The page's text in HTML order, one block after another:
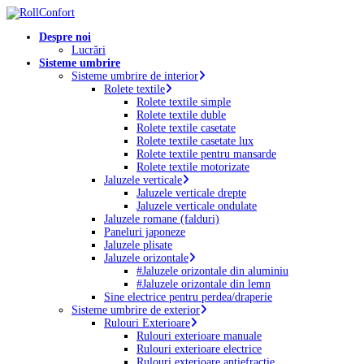
Skip
main
Menu
Despre noi
Lucrări
Sisteme umbrire
Sisteme umbrire de interior
Rolete textile
Rolete textile simple
Rolete textile duble
Rolete textile casetate
Rolete textile casetate lux
Rolete textile pentru mansarde
Rolete textile motorizate
Jaluzele verticale
Jaluzele verticale drepte
Jaluzele verticale ondulate
Jaluzele romane (falduri)
Paneluri japoneze
Jaluzele plisate
Jaluzele orizontale
#Jaluzele orizontale din aluminiu
#Jaluzele orizontale din lemn
Sine electrice pentru perdea/draperie
Sisteme umbrire de exterior
Rulouri Exterioare
Rulouri exterioare manuale
Rulouri exterioare electrice